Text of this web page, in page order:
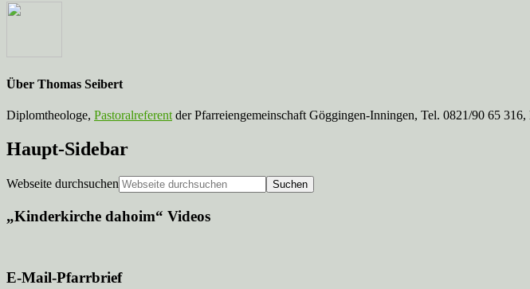
Über Thomas Seibert
Diplomtheologe, Pastoralreferent der Pfarreiengemeinschaft Göggingen-Inningen, Tel. 0821/90 65
Haupt-Sidebar
Webseite durchsuchen
„Kinderkirche dahoim“ Videos
E-Mail-Pfarrbrief